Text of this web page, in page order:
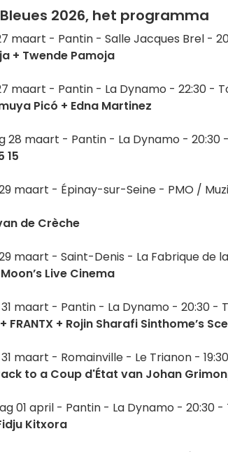
2026, het programma
maart - Pantin - Salle Jacques Brel -
+ Twende Pamoja
maart - Pantin - La Dynamo - 22:30 -
Picó + Edna Martinez
28 maart - Pantin - La Dynamo - 20:30
15
maart - Épinay-sur-Seine - PMO /
de Crèche
maart - Saint-Denis - La Fabrique de
Live Cinema
31 maart - Pantin - La Dynamo - 20:30 -
+ FRANTX + Rojin Sharafi Sinthome’s
maart - Romainville - Le Trianon -
to a Coup d'État van Johan
01 april - Pantin - La Dynamo - 20:30
Kitxora